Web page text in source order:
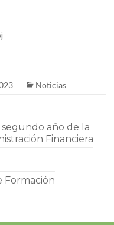
Noticias
año de la
Financiera
Formación